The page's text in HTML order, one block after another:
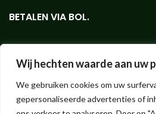
Wij hechten waarde aan uw
We gebruiken cookies om uw
gepersonaliseerde advertenties of
BETALEN VIA BOL.
Bioetanola veikals - mazos vai lielos
KieselGreen bioetanola
Hendrik ter Kuilestraat 173 (nav veikala,